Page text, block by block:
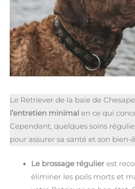
Le Retriever de la baie de
l’entretien minimal en ce qui
Cependant, quelques soins
pour assurer sa santé et son bien-
Le brossage régulierest
éliminer les poils morts et